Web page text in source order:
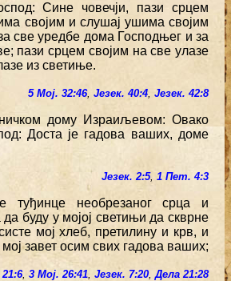
Сине човечји, пази срцем
својим и слушај ушима својим
све уредбе дома Господњег и за
пази срцем својим на све улазе
из светиње.
5 Мој. 32:46, Језек. 40:4, Језек. 42:8
дому Израиљевом: Овако
Доста је гадова ваших, доме
Језек. 2:5, 1 Пет. 4:3
туђинце необрезаног срца и
да буду у мојој светињи да скврне
мој хлеб, претилину и крв, и
завет осим свих гадова ваших;
, 3 Мој. 26:41, Језек. 7:20,Дела 21:28